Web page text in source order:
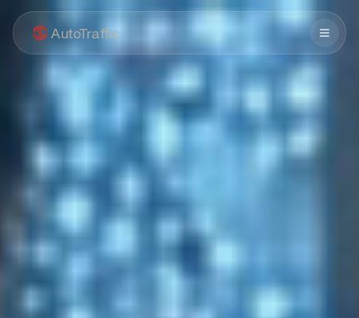
AutoTraffic